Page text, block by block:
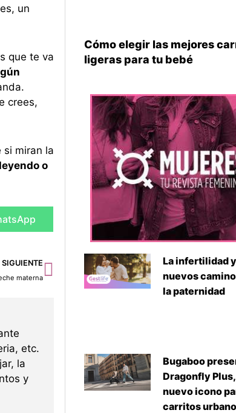
un
que te va
crees,
si miran la
o
SIGUIENTE
materna
Siguiente
etc.
la
y
Cómo elegir las mejores
ligeras para tu bebé
La infertilidad
nuevos
la paternidad
Bugaboo
Dragonfly
nuevo icono
carritos